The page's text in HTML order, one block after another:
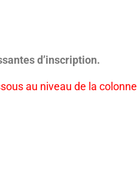
d’inscription.
au niveau de la colonne